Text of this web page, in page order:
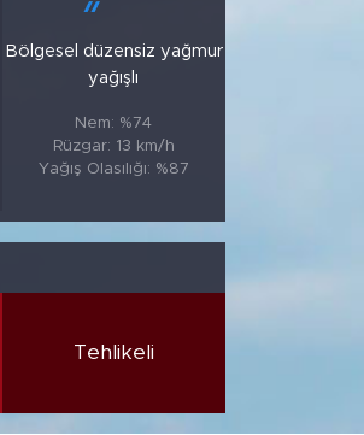
Bölgesel düzensiz yağmur
yağışlı
Nem: %74
Rüzgar: 13 km/h
Yağış Olasılığı: %87
Tehlikeli